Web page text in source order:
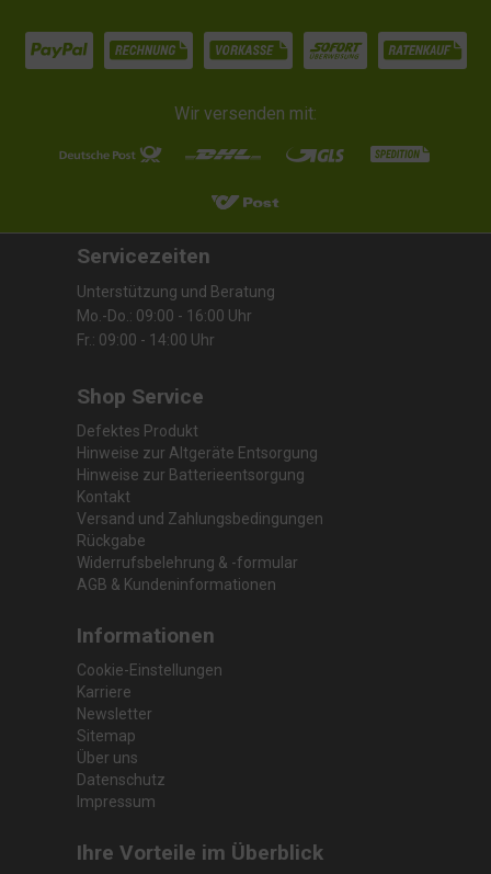
Wir versenden mit:
Servicezeiten
Unterstützung und Beratung
Mo.-Do.: 09:00 - 16:00 Uhr
Fr.: 09:00 - 14:00 Uhr
Shop Service
Defektes Produkt
Hinweise zur Altgeräte Entsorgung
Hinweise zur Batterieentsorgung
Kontakt
Versand und Zahlungsbedingungen
Rückgabe
Widerrufsbelehrung & -formular
AGB & Kundeninformationen
Informationen
Cookie-Einstellungen
Karriere
Newsletter
Sitemap
Über uns
Datenschutz
Impressum
Ihre Vorteile im Überblick